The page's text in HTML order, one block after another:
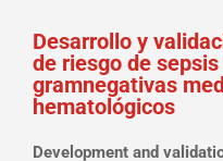
Desarrollo y
de riesgo de
gramnegativas
hematológicos
Development and